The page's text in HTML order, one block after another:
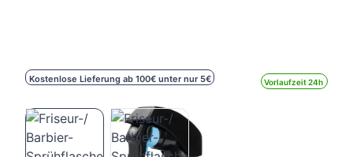
Kostenlose Lieferung ab 100€ unter nur 5€ Vorlaufzeit 24h